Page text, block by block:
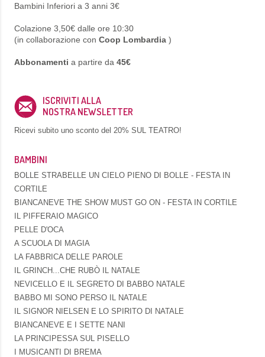
Bambini Inferiori a 3 anni 3€
Colazione 3,50€ dalle ore 10:30
(in collaborazione con Coop Lombardia )
Abbonamenti a partire da 45€
ISCRIVITI ALLA
NOSTRA NEWSLETTER
Ricevi subito uno sconto del 20% SUL TEATRO!
BAMBINI
BOLLE STRABELLE UN CIELO PIENO DI BOLLE - FESTA IN
CORTILE
BIANCANEVE THE SHOW MUST GO ON - FESTA IN CORTILE
IL PIFFERAIO MAGICO
PELLE D'OCA
A SCUOLA DI MAGIA
LA FABBRICA DELLE PAROLE
IL GRINCH...CHE RUBÒ IL NATALE
NEVICELLO E IL SEGRETO DI BABBO NATALE
BABBO MI SONO PERSO IL NATALE
IL SIGNOR NIELSEN E LO SPIRITO DI NATALE
BIANCANEVE E I SETTE NANI
LA PRINCIPESSA SUL PISELLO
I MUSICANTI DI BREMA